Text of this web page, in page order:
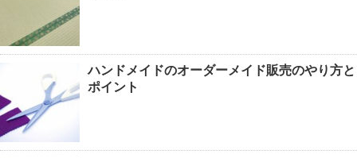
ハンドメイドのオーダーメイド販売のやり方と
ポイント